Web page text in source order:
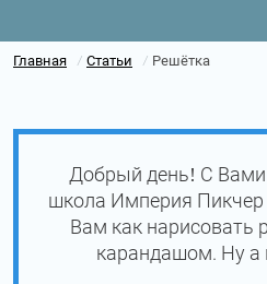
Главная / Статьи / Решётка
Добрый день! С Вами
школа Империя Пикчер
Вам как нарисовать
карандашом. Ну